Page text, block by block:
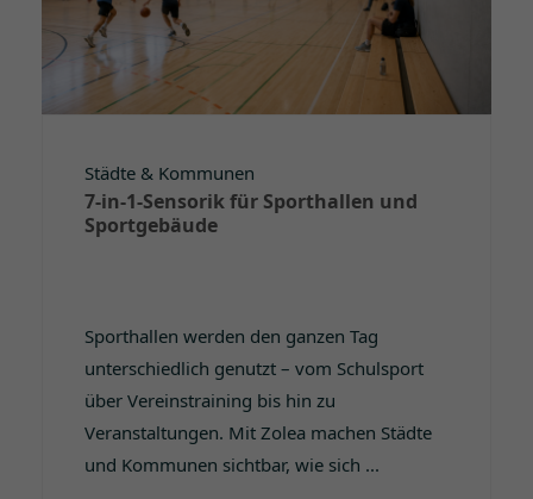
Städte & Kommunen
7-in-1-Sensorik für Sporthallen und
Sportgebäude
Sporthallen werden den ganzen Tag
unterschiedlich genutzt – vom Schulsport
über Vereinstraining bis hin zu
Veranstaltungen. Mit Zolea machen Städte
und Kommunen sichtbar, wie sich ...